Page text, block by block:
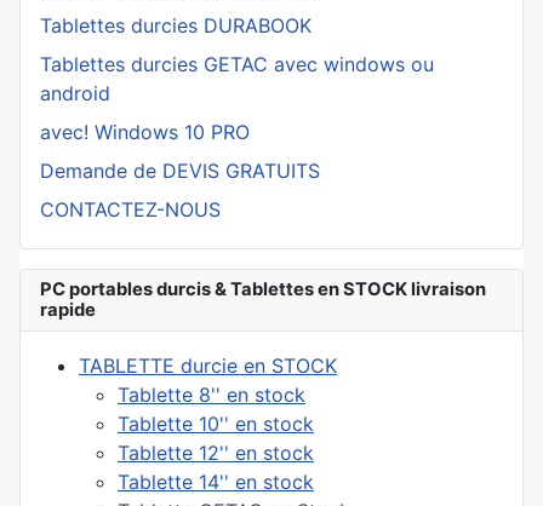
Tablettes durcies DURABOOK
Tablettes durcies GETAC avec windows ou
android
avec! Windows 10 PRO
Demande de DEVIS GRATUITS
CONTACTEZ-NOUS
PC portables durcis & Tablettes en STOCK livraison
rapide
TABLETTE durcie en STOCK
Tablette 8'' en stock
Tablette 10'' en stock
Tablette 12'' en stock
Tablette 14'' en stock